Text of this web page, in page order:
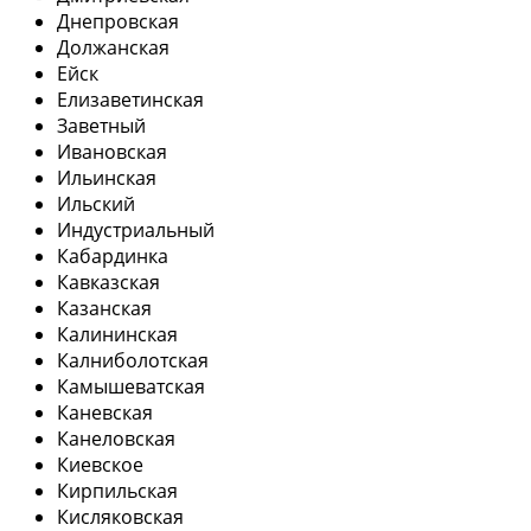
Днепровская
Должанская
Ейск
Елизаветинская
Заветный
Ивановская
Ильинская
Ильский
Индустриальный
Кабардинка
Кавказская
Казанская
Калининская
Калниболотская
Камышеватская
Каневская
Канеловская
Киевское
Кирпильская
Кисляковская